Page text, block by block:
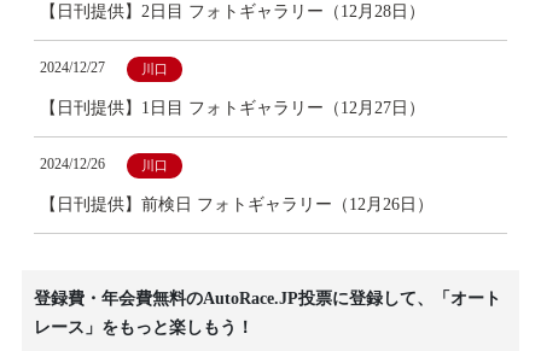
【日刊提供】2日目 フォトギャラリー（12月28日）
2024/12/27 川口
【日刊提供】1日目 フォトギャラリー（12月27日）
2024/12/26 川口
【日刊提供】前検日 フォトギャラリー（12月26日）
登録費・年会費無料のAutoRace.JP投票に登録して、「オート
レース」をもっと楽しもう！